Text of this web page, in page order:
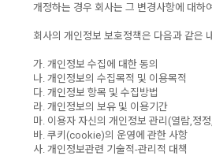
개정하는 경우 회사는 그 변경사항에 대하
회사의 개인정보 보호정책은 다음과 같은
가. 개인정보 수집에 대한 동의
나. 개인정보의 수집목적 및 이용목적
다. 개인정보 항목 및 수집방법
라. 개인정보의 보유 및 이용기간
마. 이용자 자신의 개인정보 관리(열람,정
바. 쿠키(cookie)의 운영에 관한 사항
사. 개인정보관련 기술적-관리적 대책